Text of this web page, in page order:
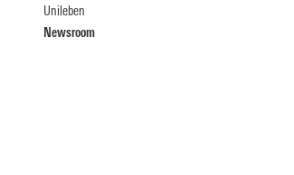
Unileben
Newsroom